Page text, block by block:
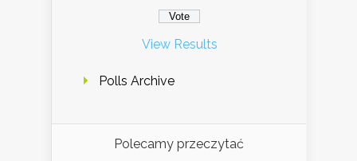
View Results
Polls Archive
Polecamy przeczytać